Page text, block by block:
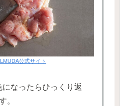
公式サイト
なったらひっくり返
。